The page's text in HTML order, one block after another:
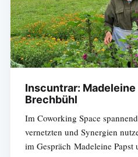
Inscuntrar:
Brechbühl
Im Coworking Space
vernetzten und Synergien
im Gespräch Madeleine